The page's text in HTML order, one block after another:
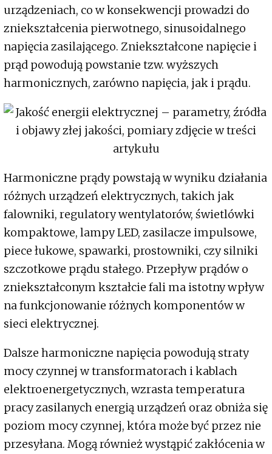
urządzeniach, co w konsekwencji prowadzi do
zniekształcenia pierwotnego, sinusoidalnego
napięcia zasilającego. Zniekształcone napięcie i
prąd powodują powstanie tzw. wyższych
harmonicznych, zarówno napięcia, jak i prądu.
Harmoniczne prądy powstają w wyniku działania
różnych urządzeń elektrycznych, takich jak
falowniki, regulatory wentylatorów, świetlówki
kompaktowe, lampy LED, zasilacze impulsowe,
piece łukowe, spawarki, prostowniki, czy silniki
szczotkowe prądu stałego. Przepływ prądów o
zniekształconym kształcie fali ma istotny wpływ
na funkcjonowanie różnych komponentów w
sieci elektrycznej.
Dalsze harmoniczne napięcia powodują straty
mocy czynnej w transformatorach i kablach
elektroenergetycznych, wzrasta temperatura
pracy zasilanych energią urządzeń oraz obniża się
poziom mocy czynnej, która może być przez nie
przesyłana. Mogą również wystąpić zakłócenia w